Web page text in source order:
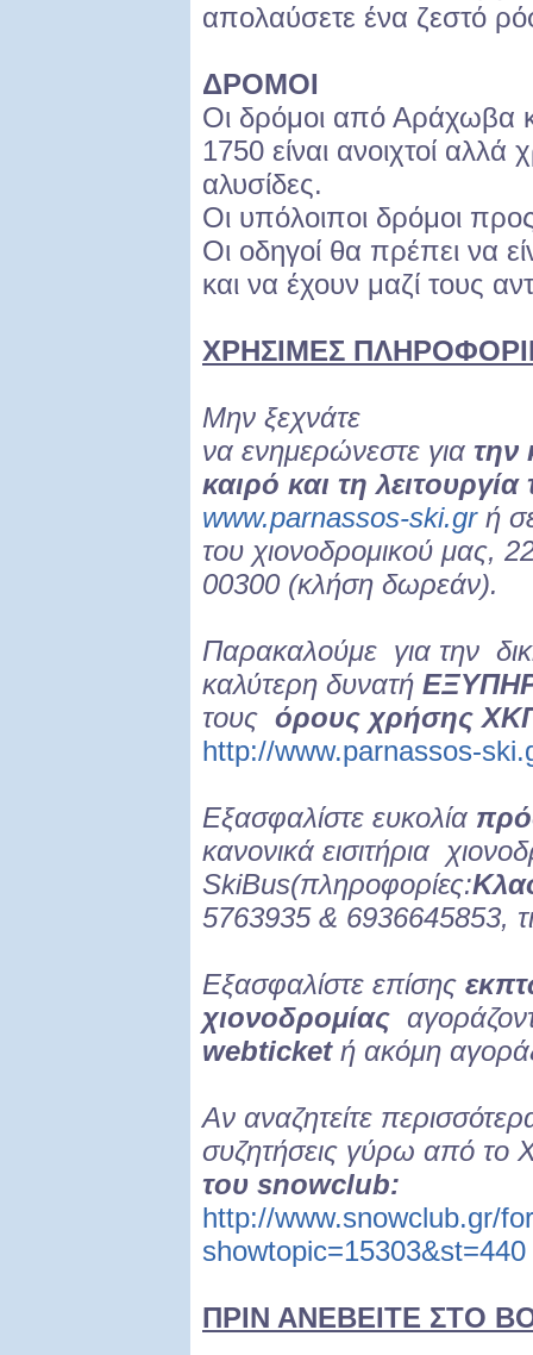
απολαύσετε ένα ζεστό
ΔΡΟΜΟΙ
Οι δρόμοι από Αράχωβα
1750 είναι ανοιχτοί αλλά
αλυσίδες.
Οι υπόλοιποι δρόμοι
Οι οδηγοί θα πρέπει να
και να έχουν μαζί τους
ΧΡΗΣΙΜΕΣ
Μην ξεχνάτε
να ενημερώνεστε για την
καιρό και τη
www.parnassos-ski.gr ή
του χιονοδρομικού μας,
00300 (κλήση δωρεάν).
Παρακαλούμε για την
καλύτερη δυνατή
τους όρους χρήσης
http://www.parnassos-
Εξασφαλίστε ευκολία
κανονικά εισιτήρια
SkiBus(πληροφορίες:
5763935 & 6936645853,
Εξασφαλίστε επίσης
χιονοδρομίας
webticket ή ακόμη
Αν αναζητείτε
συζητήσεις γύρω από
του snowclub:
http://www.snowclub.gr/
showtopic=15303&st=440
ΠΡΙΝ ΑΝΕΒΕΙΤΕ ΣΤΟ